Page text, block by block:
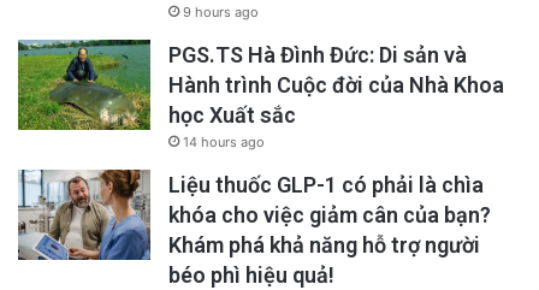
9 hours ago
PGS.TS Hà Đình Đức: Di sản và
Hành trình Cuộc đời của Nhà Khoa
học Xuất sắc
14 hours ago
Liệu thuốc GLP-1 có phải là chìa
khóa cho việc giảm cân của bạn?
Khám phá khả năng hỗ trợ người
béo phì hiệu quả!